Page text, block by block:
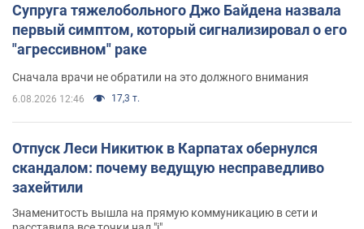
Супруга тяжелобольного Джо Байдена назвала
первый симптом, который сигнализировал о его
"агрессивном" раке
Сначала врачи не обратили на это должного внимания
6.08.2026 12:46 17,3 т.
Отпуск Леси Никитюк в Карпатах обернулся
скандалом: почему ведущую несправедливо
захейтили
Знаменитость вышла на прямую коммуникацию в сети и